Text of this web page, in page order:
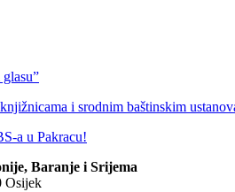
i srodnim baštinskim
a u Pakracu!
Baranje i Srijema
Osijek